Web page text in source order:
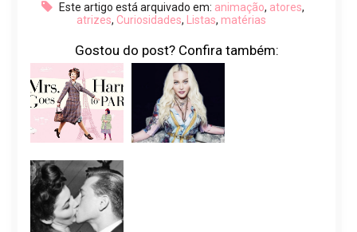
Este artigo está arquivado em: animação, atores,
atrizes, Curiosidades, Listas, matérias
Gostou do post? Confira também: